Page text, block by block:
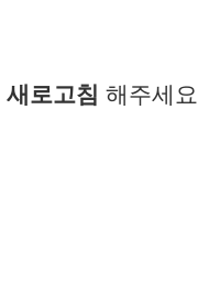
새로고침 해주세요